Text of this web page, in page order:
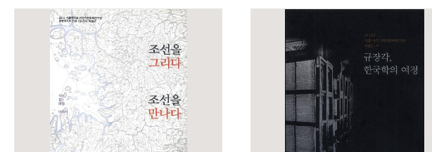
검색 연산자 사용안내
연산자 설명
AND 정조 AND 정약용
“정조”와 “정약용”이 동시에 포함된 자료를 검
OR 정조 OR 정약용 “정조” 또는 “정약용”이 포함된 자료를 검색